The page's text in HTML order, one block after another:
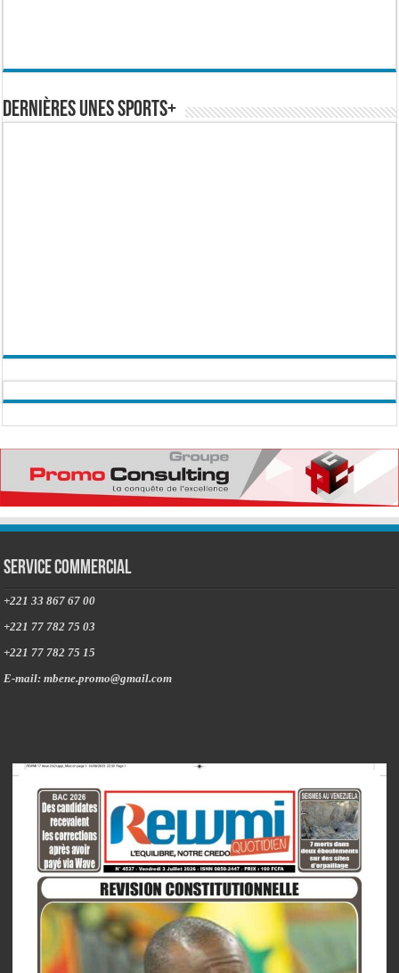
Dernières Unes Sports+
Service commercial
+221 33 867 67 00
+221 77 782 75 03
+221 77 782 75 15
E-mail: mbene.promo@gmail.com